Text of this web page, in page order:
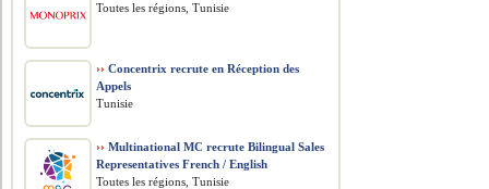
Toutes les régions, Tunisie
›› Concentrix recrute en Réception des
Appels
Tunisie
›› Multinational MC recrute Bilingual Sales
Representatives French / English
Toutes les régions, Tunisie